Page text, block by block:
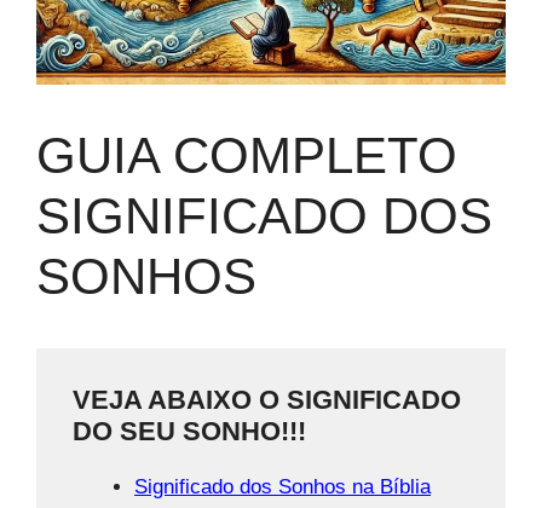
GUIA COMPLETO
SIGNIFICADO DOS
SONHOS
VEJA ABAIXO O SIGNIFICADO
DO SEU SONHO!!!
Significado dos Sonhos na Bíblia